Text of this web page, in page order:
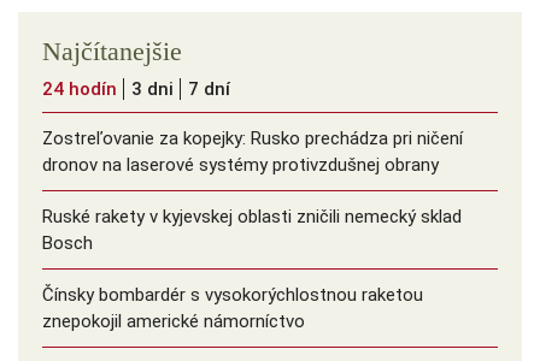
Najčítanejšie
24 hodín 3 dni 7 dní
Zostreľovanie za kopejky: Rusko prechádza pri ničení
dronov na laserové systémy protivzdušnej obrany
Ruské rakety v kyjevskej oblasti zničili nemecký sklad
Bosch
Čínsky bombardér s vysokorýchlostnou raketou
znepokojil americké námorníctvo